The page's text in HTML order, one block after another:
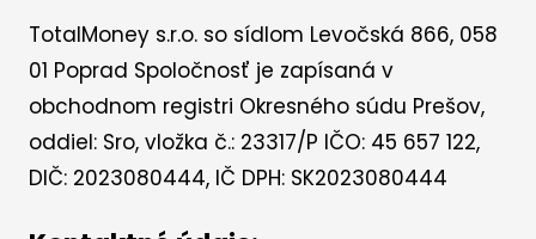
TotalMoney s.r.o. so sídlom Levočská 866, 058
01 Poprad Spoločnosť je zapísaná v
obchodnom registri Okresného súdu Prešov,
oddiel: Sro, vložka č.: 23317/P IČO: 45 657 122,
DIČ: 2023080444, IČ DPH: SK2023080444